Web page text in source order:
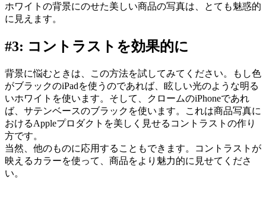
ホワイトの背景にのせた美しい商品の写真は、とても魅惑的
に見えます。
#3: コントラストを効果的に
背景に悩むときは、この方法を試してみてください。もし色
がブラックのiPadを使うのであれば、眩しい光のような明る
いホワイトを使います。そして、クロームのiPhoneであれ
ば、サテンベースのブラックを使います。これは商品写真に
おけるAppleプロダクトを美しく見せるコントラストの作り
方です。
当然、他のものに応用することもできます。コントラストが
映えるカラーを使って、商品をより魅力的に見せてくださ
い。